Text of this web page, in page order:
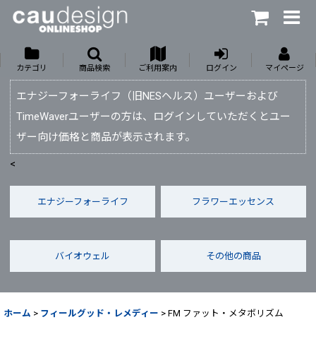
カテゴリ 商品検索 ご利用案内 ログイン マイページ
エナジーフォーライフ（旧NESヘルス）ユーザーおよび
TimeWaverユーザーの方は、ログインしていただくとユー
ザー向け価格と商品が表示されます。
<
エナジーフォーライフ フラワーエッセンス
バイオウェル その他の商品
ホーム > フィールグッド・レメディー > FM ファット・メタボリズム